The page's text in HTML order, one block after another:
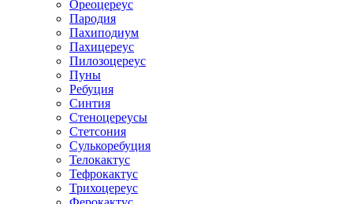
Ореоцереус
Пародия
Пахиподиум
Пахицереус
Пилозоцереус
Пуны
Ребуция
Синтия
Стеноцереусы
Стетсония
Сулькоребуция
Телокактус
Тефрокактус
Трихоцереус